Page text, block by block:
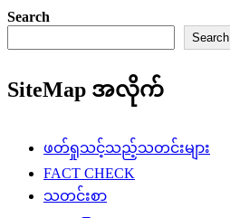
Search
Search
SiteMap အလိုက်
ဖတ်ရှုသင့်သည့်သတင်းများ
FACT CHECK
သတင်းစာ